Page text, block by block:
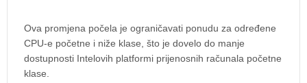
Ova promjena počela je ograničavati ponudu za određene
CPU-e početne i niže klase, što je dovelo do manje
dostupnosti Intelovih platformi prijenosnih računala početne
klase.